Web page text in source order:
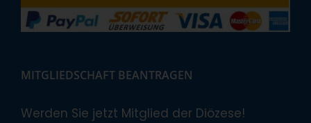
MITGLIEDSCHAFT BEANTRAGEN
Werden Sie jetzt Mitglied der Diözese!